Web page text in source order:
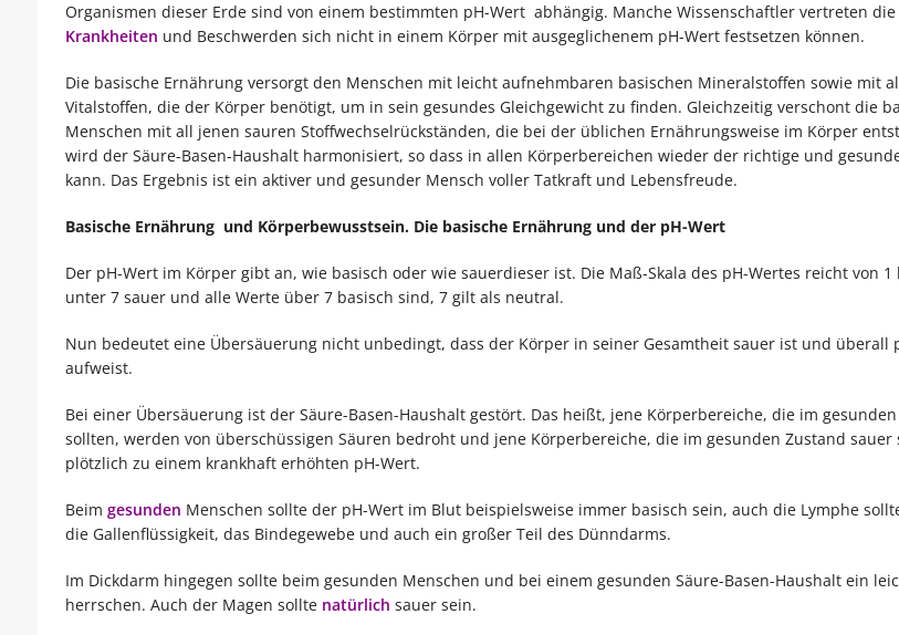
Organismen dieser Erde sind von einem bestimmten pH-Wert abhängig. Manche Wissenschaftler vertreten die
Krankheiten und Beschwerden sich nicht in einem Körper mit ausgeglichenem pH-Wert festsetzen können.
Die basische Ernährung versorgt den Menschen mit leicht aufnehmbaren basischen Mineralstoffen sowie mit
Vitalstoffen, die der Körper benötigt, um in sein gesundes Gleichgewicht zu finden. Gleichzeitig verschont die
Menschen mit all jenen sauren Stoffwechselrückständen, die bei der üblichen Ernährungsweise im Körper
wird der Säure-Basen-Haushalt harmonisiert, so dass in allen Körperbereichen wieder der richtige und
kann. Das Ergebnis ist ein aktiver und gesunder Mensch voller Tatkraft und Lebensfreude.
Basische Ernährung und Körperbewusstsein. Die basische Ernährung und der pH-Wert
Der pH-Wert im Körper gibt an, wie basisch oder wie sauerdieser ist. Die Maß-Skala des pH-Wertes reicht von
unter 7 sauer und alle Werte über 7 basisch sind, 7 gilt als neutral.
Nun bedeutet eine Übersäuerung nicht unbedingt, dass der Körper in seiner Gesamtheit sauer ist und überall
aufweist.
Bei einer Übersäuerung ist der Säure-Basen-Haushalt gestört. Das heißt, jene Körperbereiche, die im
sollten, werden von überschüssigen Säuren bedroht und jene Körperbereiche, die im gesunden Zustand sauer
plötzlich zu einem krankhaft erhöhten pH-Wert.
Beim gesunden Menschen sollte der pH-Wert im Blut beispielsweise immer basisch sein, auch die Lymphe
die Gallenflüssigkeit, das Bindegewebe und auch ein großer Teil des Dünndarms.
Im Dickdarm hingegen sollte beim gesunden Menschen und bei einem gesunden Säure-Basen-Haushalt ein
herrschen. Auch der Magen sollte natürlich sauer sein.